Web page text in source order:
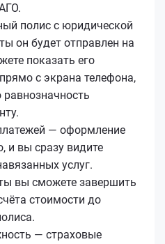
полис с юридической
он будет отправлен на
показать его
с экрана телефона,
равнозначность
— оформление
и вы сразу видите
услуг.
вы сможете завершить
стоимости до
— страховые